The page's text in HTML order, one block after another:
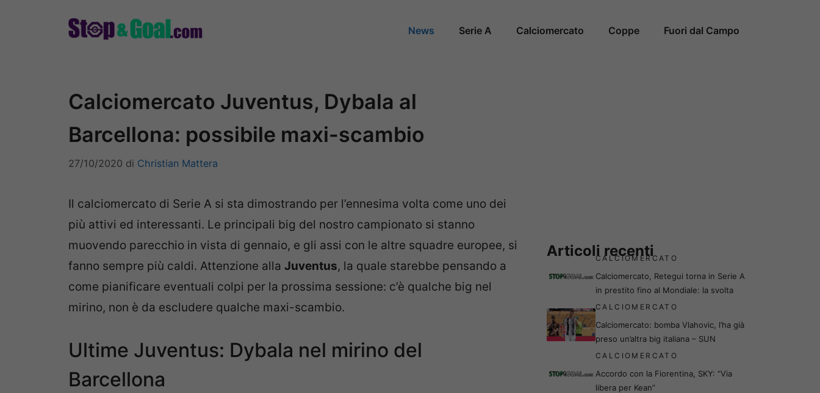
News Serie A Calciomercato Coppe Fuori dal Campo
Calciomercato Juventus, Dybala al
Barcellona: possibile maxi-scambio
27/10/2020 di Christian Mattera
Il calciomercato di Serie A si sta dimostrando per l’ennesima volta come uno dei
più attivi ed interessanti. Le principali big del nostro campionato si stanno
muovendo parecchio in vista di gennaio, e gli assi con le altre squadre europee, si
fanno sempre più caldi. Attenzione alla Juventus, la quale starebbe pensando a
come pianificare eventuali colpi per la prossima sessione: c’è qualche big nel
mirino, non è da escludere qualche maxi-scambio.
Ultime Juventus: Dybala nel mirino del
Barcellona
Articoli recenti
CALCIOMERCATO
Calciomercato, Retegui torna in Serie A
in prestito fino al Mondiale: la svolta
CALCIOMERCATO
Calciomercato: bomba Vlahovic, l’ha già
preso un’altra big italiana – SUN
CALCIOMERCATO
Accordo con la Fiorentina, SKY: “Via
libera per Kean”